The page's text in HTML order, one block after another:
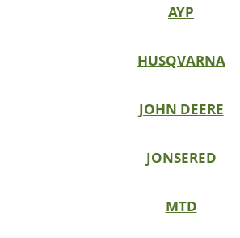
AYP
HUSQVARNA
JOHN DEERE
JONSERED
MTD